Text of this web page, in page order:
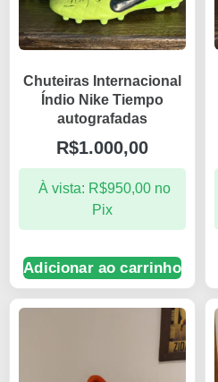
Chuteiras Internacional
Índio Nike Tiempo
autografadas
R$1.000,00
À vista: R$950,00 no
Pix
Adicionar ao carrinho